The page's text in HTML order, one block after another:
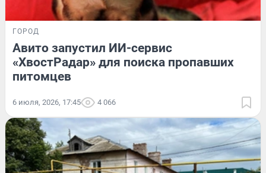
ГОРОД
Авито запустил ИИ-сервис
«ХвостРадар» для поиcка пропавших
питомцев
6 июля, 2026, 17:45 4 066